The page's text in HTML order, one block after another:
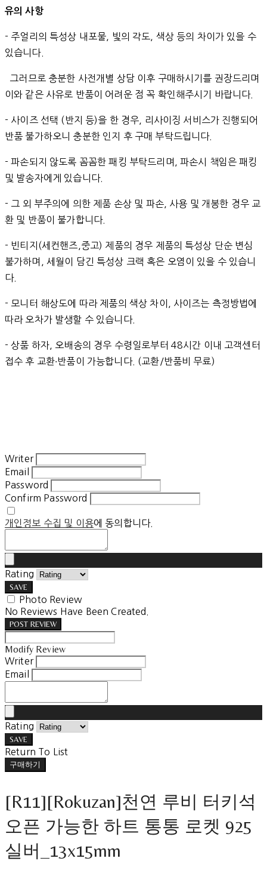
유의 사항
- 주얼리의 특성상 내포물, 빛의 각도, 색상 등의 차이가 있을 수
있습니다.
그러므로 충분한 사전개별 상담 이후 구매하시기를 권장드리며
이와 같은 사유로 반품이 어려운 점 꼭 확인해주시기 바랍니다.
- 사이즈 선택 (반지 등)을 한 경우, 리사이징 서비스가 진행되어
반품 불가하오니 충분한 인지 후 구매 부탁드립니다.
- 파손되지 않도록 꼼꼼한 패킹 부탁드리며, 파손시 책임은 패킹
및 발송자에게 있습니다.
- 그 외 부주의에 의한 제품 손상 및 파손, 사용 및 개봉한 경우 교
환 및 반품이 불가합니다.
- 빈티지(세컨핸즈,중고) 제품의 경우 제품의 특성상 단순 변심
불가하며, 세월이 담긴 특성상 크랙 혹은 오염이 있을 수 있습니
다.
- 모니터 해상도에 따라 제품의 색상 차이, 사이즈는 측정방법에
따라 오차가 발생할 수 있습니다.
- 상품 하자, 오배송의 경우 수령일로부터 48시간 이내 고객센터
접수 후 교환∙반품이 가능합니다. (교환/반품비 무료)
Writer
Email
Password
Confirm Password
개인정보 수집 및 이용에 동의합니다.
Rating
SAVE
Photo Review
No Reviews Have Been Created.
POST REVIEW
Modify Review
Writer
Email
Rating
SAVE
Return To List
구매하기
[R11][Rokuzan]천연 루비 터키석
오픈 가능한 하트 통통 로켓 925
실버_13x15mm